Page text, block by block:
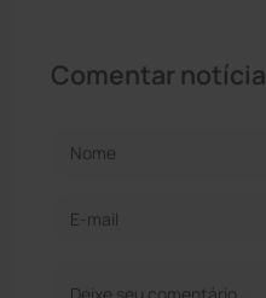
Comentar notícia